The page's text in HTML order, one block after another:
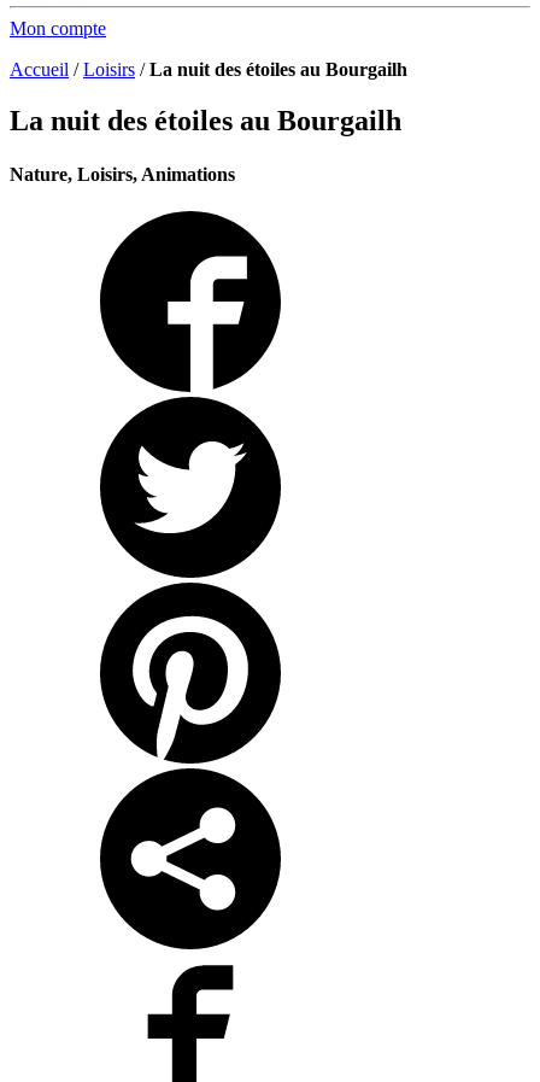
Mon compte
Accueil /Loisirs /La nuit des étoiles au Bourgailh
La nuit des étoiles au Bourgailh
Nature, Loisirs, Animations